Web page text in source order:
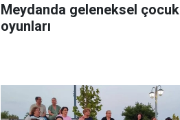
Meydanda geleneksel çocuk
oyunları